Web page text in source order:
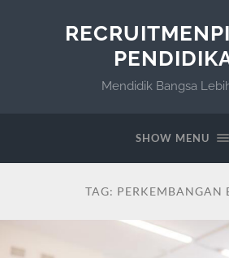
Mendidik Bangsa
SHOW MENU
TAG: PERKEMBANGAN